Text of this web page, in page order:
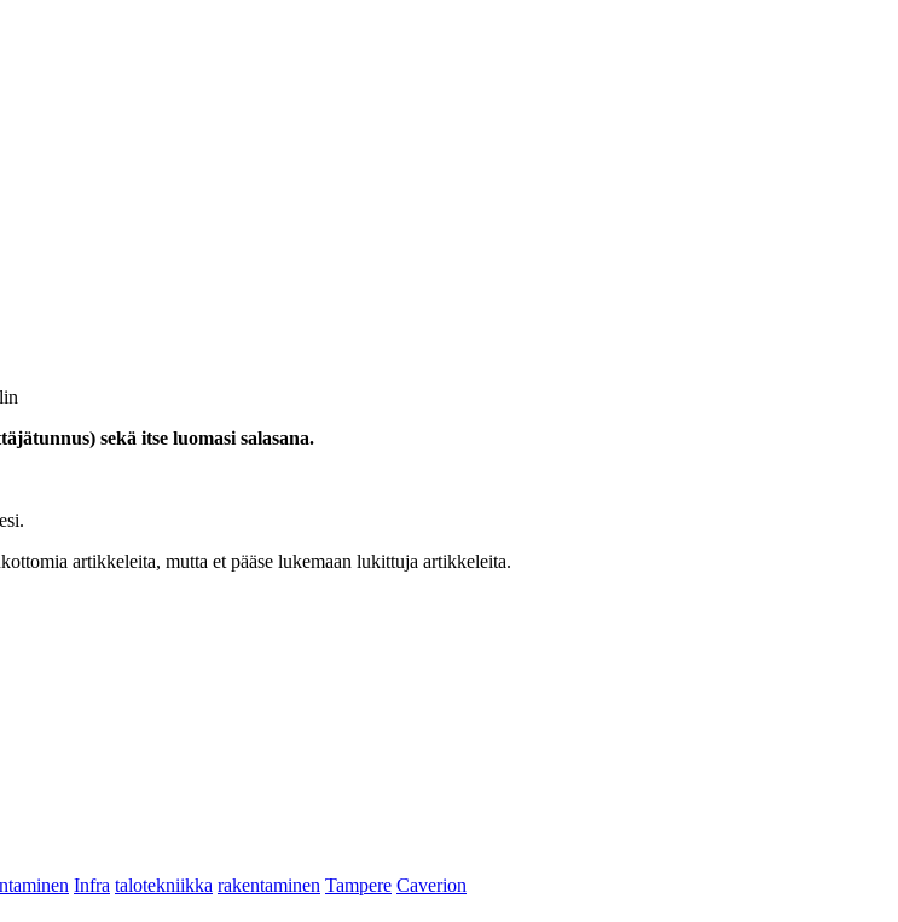
sekä itse luomasi salasana.
artikkeleita, mutta et pääse lukemaan lukittuja artikkeleita.
Infra talotekniikka rakentaminen Tampere Caverion